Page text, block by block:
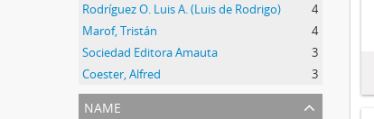
Rodríguez O. Luis A. (Luis de Rodrigo)
4
Marof, Tristán
4
Sociedad Editora Amauta
3
Coester, Alfred
3
name